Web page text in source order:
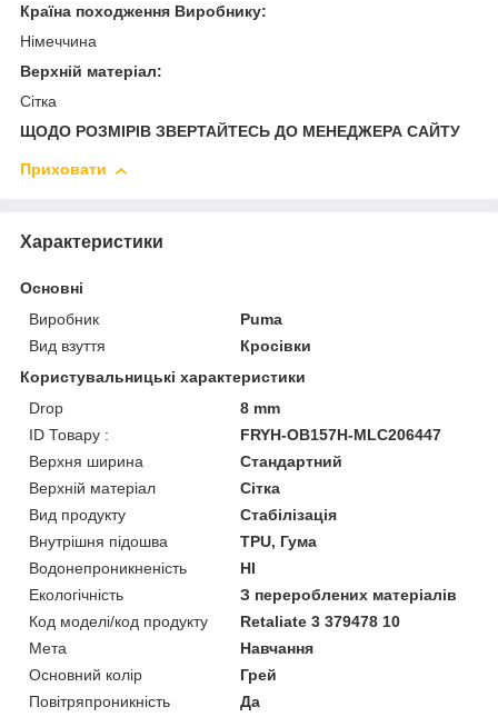
Країна походження Виробнику:
Німеччина
Верхній матеріал:
Сітка
ЩОДО РОЗМІРІВ ЗВЕРТАЙТЕСЬ ДО МЕНЕДЖЕРА САЙТУ
Приховати
Характеристики
Основні
Виробник
Puma
Вид взуття
Кросівки
Користувальницькі характеристики
Drop
8 mm
ID Товару :
FRYH-OB157H-MLC206447
Верхня ширина
Стандартний
Верхній матеріал
Сітка
Вид продукту
Стабілізація
Внутрішня підошва
TPU, Гума
Водонепроникненість
HI
Екологічність
З перероблених матеріалів
Код моделі/код продукту
Retaliate 3 379478 10
Мета
Навчання
Основний колір
Грей
Повітряпроникність
Да